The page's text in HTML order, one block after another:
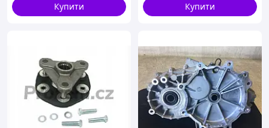
Купити
Купити